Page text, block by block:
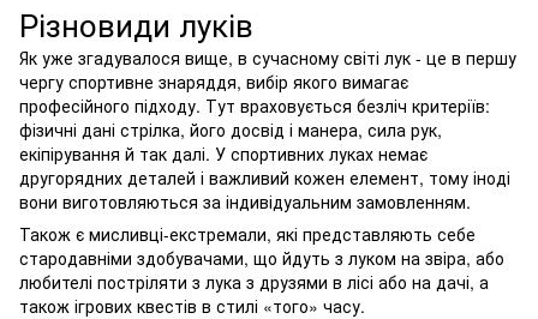
Різновиди луків
Як уже згадувалося вище, в сучасному світі лук - це в першу
чергу спортивне знаряддя, вибір якого вимагає
професійного підходу. Тут враховується безліч критеріїв:
фізичні дані стрілка, його досвід і манера, сила рук,
екіпірування й так далі. У спортивних луках немає
другорядних деталей і важливий кожен елемент, тому іноді
вони виготовляються за індивідуальним замовленням.
Також є мисливці-екстремали, які представляють себе
стародавніми здобувачами, що йдуть з луком на звіра, або
любителі постріляти з лука з друзями в лісі або на дачі, а
також ігрових квестів в стилі «того» часу.